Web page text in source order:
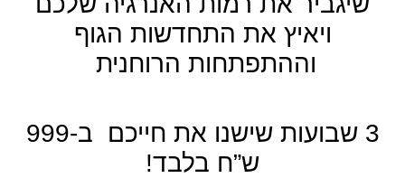
ויאיץ את התחדשות הגוף
וההתפתחות הרוחנית
3 שבועות שישנו את חייכם ב-999
ש”ח בלבד!